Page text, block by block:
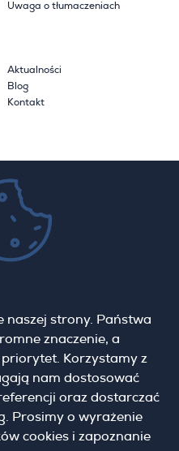
Uwaga o tłumaczeniach
Aktualności
Blog
Kontakt
więcej
naszej strony. Państwa
znaczenie, a
Korzystamy z
nam dostosować
oraz dostarczać
Prosimy o wyrażenie
cookies i zapoznanie